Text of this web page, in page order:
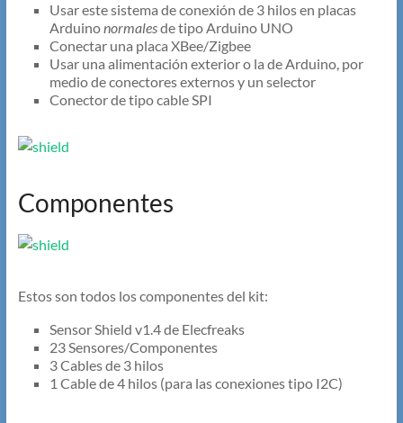
Usar este sistema de conexión de 3 hilos en placas
Arduinonormalesde tipo Arduino UNO
Conectar una placa XBee/Zigbee
Usar una alimentación exterior o la de Arduino, por
medio de conectores externos y un selector
Conector de tipo cable SPI
Componentes
Estos son todos los componentes del kit:
Sensor Shield v1.4 de Elecfreaks
23 Sensores/Componentes
3 Cables de 3 hilos
1 Cable de 4 hilos (para las conexiones tipo I2C)